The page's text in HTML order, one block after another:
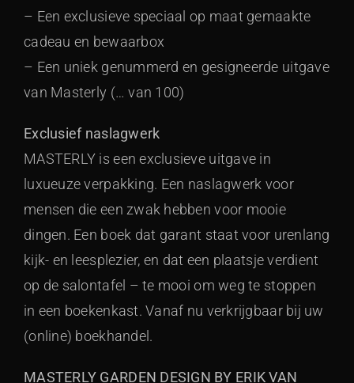
– Een exclusieve speciaal op maat gemaakte
cadeau en bewaarbox
– Een uniek genummerd en gesigneerde uitgave
van Masterly (… van 100)
Exclusief naslagwerk
MASTERLY is een exclusieve uitgave in
luxueuze verpakking. Een naslagwerk voor
mensen die een zwak hebben voor mooie
dingen. Een boek dat garant staat voor urenlang
kijk- en leesplezier, en dat een plaatsje verdient
op de salontafel – te mooi om weg te stoppen
in een boekenkast. Vanaf nu verkrijgbaar bij uw
(online) boekhandel.
MASTERLY GARDEN DESIGN BY ERIK VAN